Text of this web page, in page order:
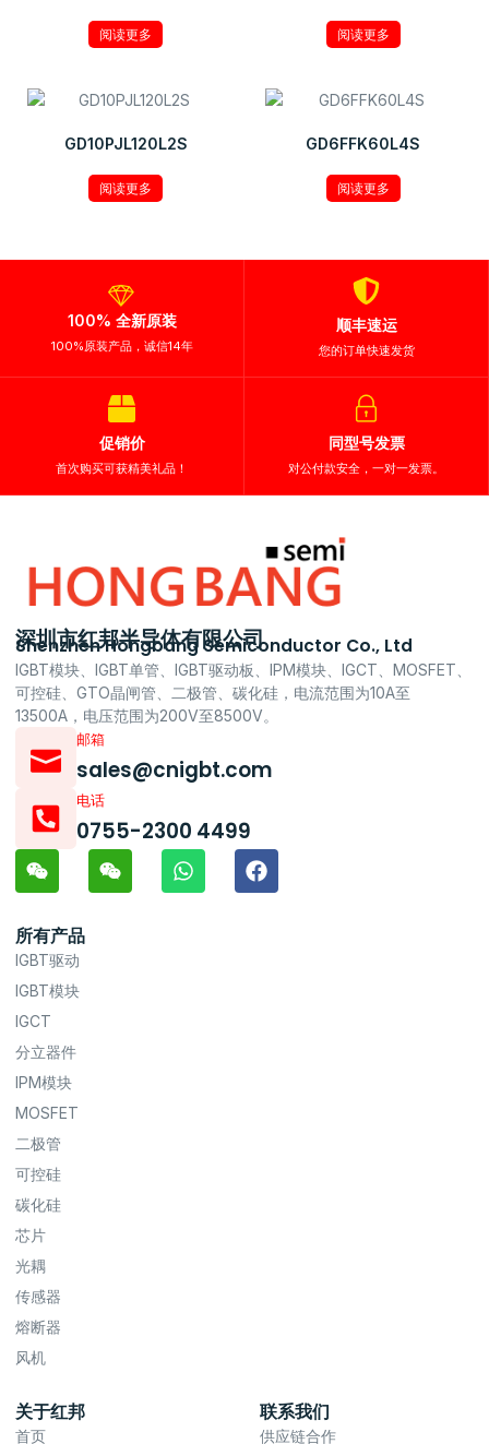
阅读更多 阅读更多
GD10PJL120L2S
阅读更多
GD6FFK60L4S
阅读更多
100% 全新原装
100%原装产品，诚信14年
顺丰速运
您的订单快速发货
促销价
首次购买可获精美礼品！
同型号发票
对公付款安全，一对一发票。
深圳市红邦半导体有限公司
Shenzhen Hongbang Semiconductor Co., Ltd
IGBT模块、IGBT单管、IGBT驱动板、IPM模块、IGCT、MOSFET、
可控硅、GTO晶闸管、二极管、碳化硅，电流范围为10A至
13500A，电压范围为200V至8500V。
邮箱
sales@cnigbt.com
电话
0755-2300 4499
所有产品
IGBT驱动
IGBT模块
IGCT
分立器件
IPM模块
MOSFET
二极管
可控硅
碳化硅
芯片
光耦
传感器
熔断器
风机
关于红邦
首页
联系我们
供应链合作